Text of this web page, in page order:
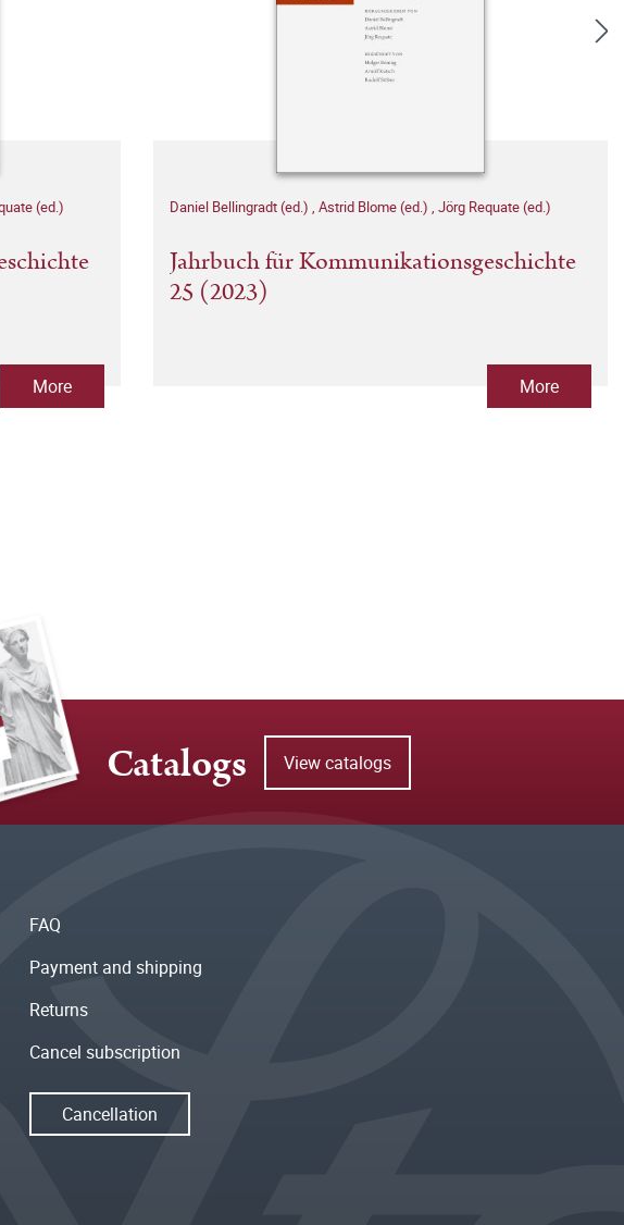
(ed.)
More
Daniel Bellingradt (ed.) , Astrid Blome (ed.) , Jörg Requate (ed.)
Jahrbuch für Kommunikationsgeschichte
25 (2023)
More
Catalogs View catalogs
FAQ
Payment and shipping
Returns
Cancel subscription
Cancellation